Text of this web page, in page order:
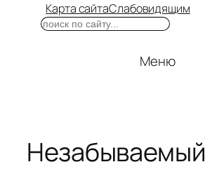
Карта сайтаСлабовидящим
Поиск
Меню
Незабываемый